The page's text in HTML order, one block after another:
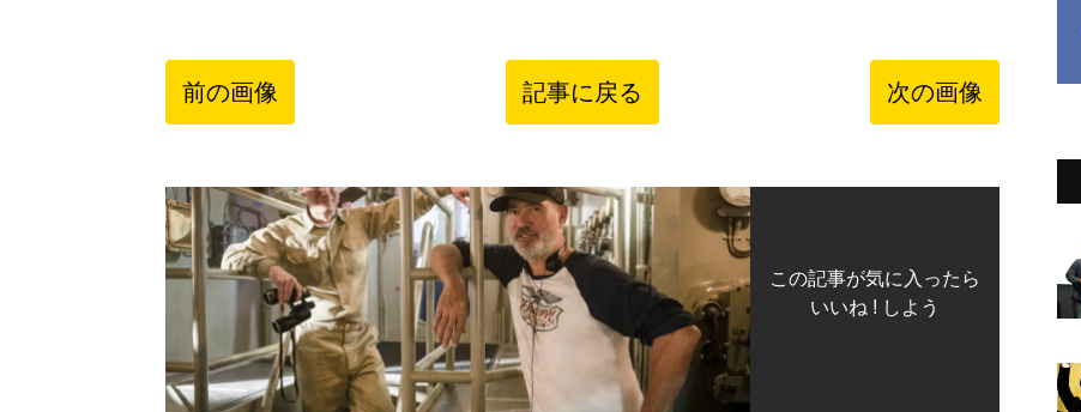
前の画像 記事に戻る 次の画像
この記事が気に入ったら
いいね ! しよう